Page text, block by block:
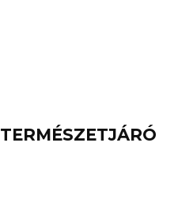
TERMÉSZETJÁRÓ